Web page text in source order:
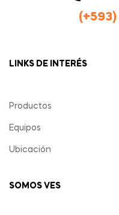
(+593)
LINKS DE INTERÉS
Productos
Equipos
Ubicación
SOMOS VES